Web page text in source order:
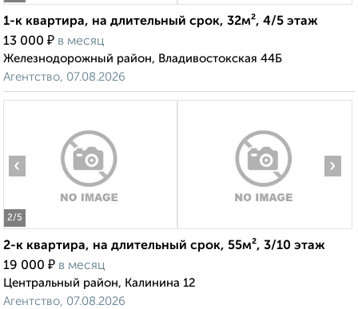
1-к квартира, на длительный срок, 32м², 4/5 этаж
13 000 ₽ в месяц
Железнодорожный район, Владивостокская 44Б
Агентство, 07.08.2026
2/5
‹ ›
2-к квартира, на длительный срок, 55м², 3/10 этаж
19 000 ₽ в месяц
Центральный район, Калинина 12
Агентство, 07.08.2026